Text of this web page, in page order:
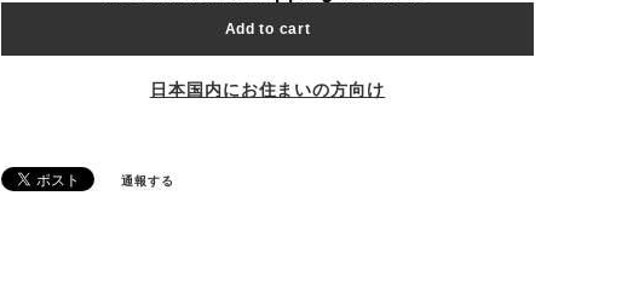
Add to cart
日本国内にお住まいの方向け
通報する